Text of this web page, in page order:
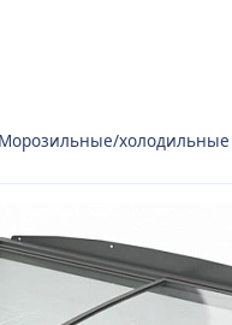
холодильные